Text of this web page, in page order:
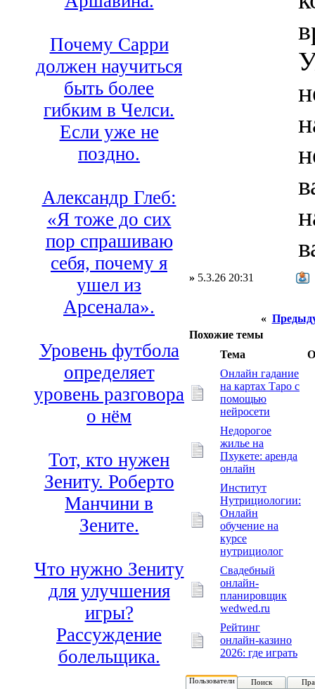
Почему Сарри
должен научиться
быть более
гибким в Челси.
Если уже не
поздно.
Александр Глеб:
«Я тоже до сих
пор спрашиваю
себя, почему я
ушел из
Арсенала».
Уровень футбола
определяет
уровень разговора
о нём
Тот, кто нужен
Зениту. Роберто
Манчини в
Зените.
Что нужно Зениту
для улучшения
игры?
Рассуждение
болельщика.
» 5.3.26 20:31
«
Похожие темы
Тема
Онлайн гадание
на картах Таро с
помощью
нейросети
Недорогое
жилье на
Пхукете: аренда
онлайн
Институт
Нутрициологии:
Онлайн
обучение на
курсе
нутрициолог
Свадебный
онлайн-
планировщик
wedwed.ru
Рейтинг
онлайн-казино
2026: где играть
Пользователи Поиск